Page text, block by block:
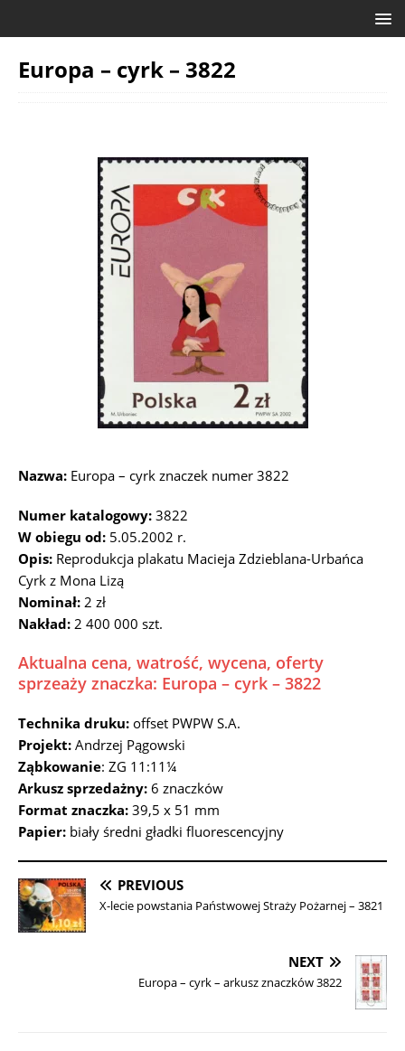
Europa – cyrk – 3822
Nazwa: Europa – cyrk znaczek numer 3822
Numer katalogowy: 3822
W obiegu od: 5.05.2002 r.
Opis: Reprodukcja plakatu Macieja Zdzieblana-Urbańca
Cyrk z Mona Lizą
Nominał: 2 zł
Nakład: 2 400 000 szt.
Aktualna cena, watrość, wycena, oferty
sprzeaży znaczka: Europa – cyrk – 3822
Technika druku: offset PWPW S.A.
Projekt: Andrzej Pągowski
Ząbkowanie: ZG 11:11¼
Arkusz sprzedażny: 6 znaczków
Format znaczka: 39,5 x 51 mm
Papier: biały średni gładki fluorescencyjny
PREVIOUS
X-lecie powstania Państwowej Straży Pożarnej – 3821
NEXT
Europa – cyrk – arkusz znaczków 3822